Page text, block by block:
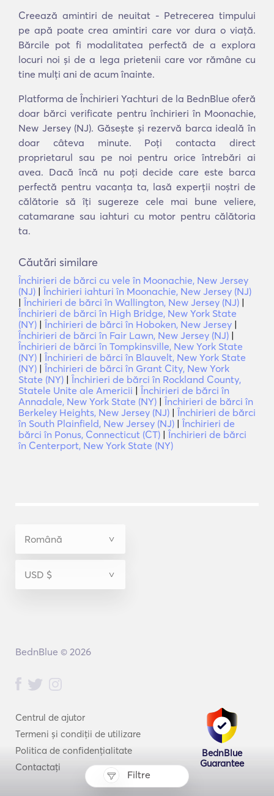
Filtre
Creează amintiri de neuitat - Petrecerea timpului
pe apă poate crea amintiri care vor dura o viață.
Bărcile pot fi modalitatea perfectă de a explora
locuri noi și de a lega prietenii care vor rămâne cu
tine mulți ani de acum înainte.
Platforma de Închirieri Yachturi de la BednBlue oferă
doar bărci verificate pentru închirieri în Moonachie,
New Jersey (NJ). Găsește și rezervă barca ideală în
doar câteva minute. Poți contacta direct
proprietarul sau pe noi pentru orice întrebări ai
avea. Dacă încă nu poți decide care este barca
perfectă pentru vacanța ta, lasă experții noștri de
călătorie să îți sugereze cele mai bune veliere,
catamarane sau iahturi cu motor pentru călătoria
ta.
Căutări similare
Închirieri de bărci cu vele în Moonachie, New Jersey
(NJ) | Închirieri iahturi în Moonachie, New Jersey (NJ)
| Închirieri de bărci în Wallington, New Jersey (NJ) |
Închirieri de bărci în High Bridge, New York State
(NY) | Închirieri de bărci în Hoboken, New Jersey |
Închirieri de bărci în Fair Lawn, New Jersey (NJ) |
Închirieri de bărci în Tompkinsville, New York State
(NY) | Închirieri de bărci în Blauvelt, New York State
(NY) | Închirieri de bărci în Grant City, New York
State (NY) | Închirieri de bărci în Rockland County,
Statele Unite ale Americii | Închirieri de bărci în
Annadale, New York State (NY) | Închirieri de bărci în
Berkeley Heights, New Jersey (NJ) | Închirieri de bărci
în South Plainfield, New Jersey (NJ) | Închirieri de
bărci în Ponus, Connecticut (CT) | Închirieri de bărci
în Centerport, New York State (NY)
Centrul de ajutor
Termeni și condiții de utilizare
Politica de confidențialitate
Contactați
BednBlue
Guarantee
BednBlue © 2026